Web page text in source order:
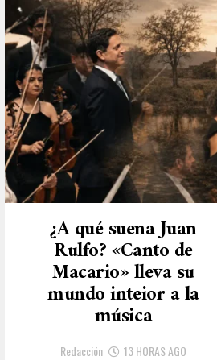
¿A qué suena Juan
Rulfo? «Canto de
Macario» lleva su
mundo inteior a la
música
Redacción 13 HORAS AGO